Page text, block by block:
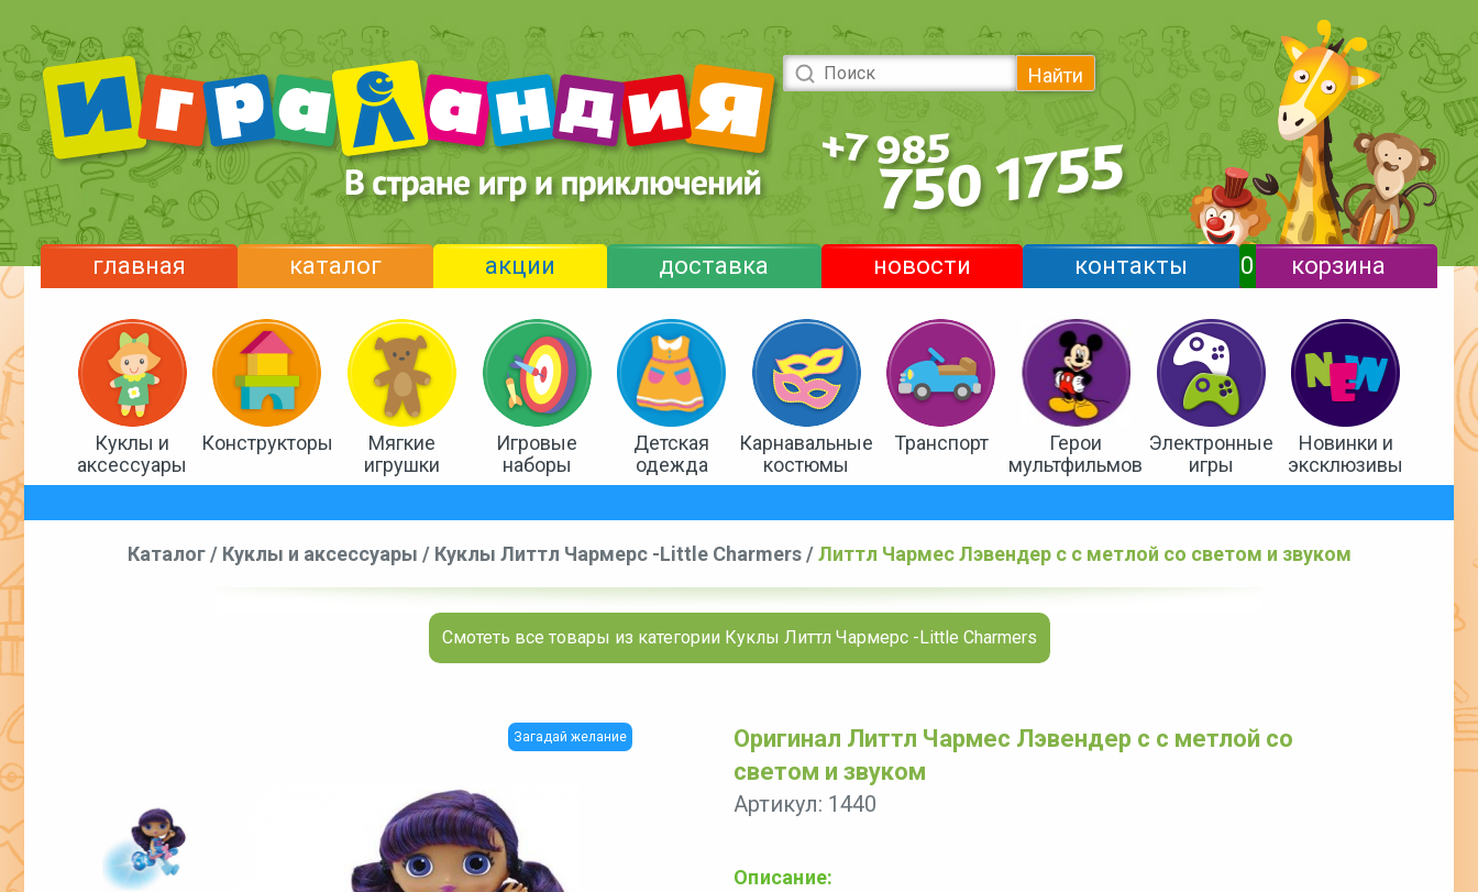
Найти
главная каталог акции доставка новости контакты 0 корзина
Куклы и
аксессуары
Конструкторы
Мягкие
игрушки
Игровые
наборы
Детская
одежда
Карнавальные
костюмы
Транспорт
Герои
мультфильмов
Электронные
игры
Новинки и
эксклюзивы
Каталог/ Куклы и аксессуары / Куклы Литтл Чармерс -Little Charmers/Литтл Чармес Лэвендер с с метлой со светом и звуком
Смотеть все товары из категории Куклы Литтл Чармерс -Little Charmers
Загадай желание
Оригинал Литтл Чармес Лэвендер с с метлой со
светом и звуком
Артикул: 1440
Описание: